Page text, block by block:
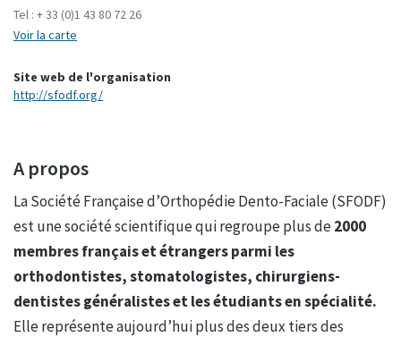
A propos
La Société Française d’Orthopédie Dento-Faciale (SFODF)
est une société scientifique qui regroupe plus de2000
membres français et étrangers parmi les
orthodontistes, stomatologistes, chirurgiens-
dentistes généralistes et les étudiants en spécialité.
Elle représente aujourd’hui plus des deux tiers des
Tel : + 33 (0)1 43 80 72 26
Voir la carte
Site web de l'organisation
http://sfodf.org/